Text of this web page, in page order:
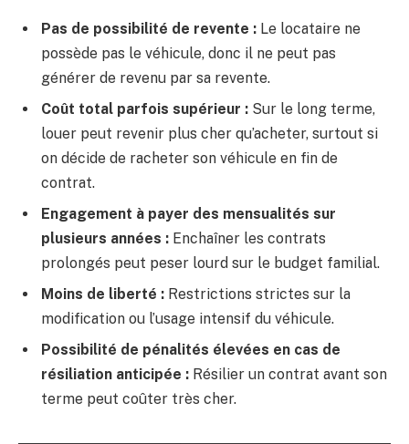
Pas de possibilité de revente : Le locataire ne
possède pas le véhicule, donc il ne peut pas
générer de revenu par sa revente.
Coût total parfois supérieur : Sur le long terme,
louer peut revenir plus cher qu’acheter, surtout si
on décide de racheter son véhicule en fin de
contrat.
Engagement à payer des mensualités sur
plusieurs années : Enchaîner les contrats
prolongés peut peser lourd sur le budget familial.
Moins de liberté : Restrictions strictes sur la
modification ou l’usage intensif du véhicule.
Possibilité de pénalités élevées en cas de
résiliation anticipée : Résilier un contrat avant son
terme peut coûter très cher.